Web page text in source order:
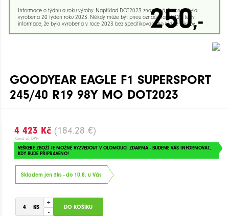
Informace o týdnu a roku výroby. Například DOT2023 znamená, že pneu byla
vyrobena 20 týden roku 2023. Někdy může být pneu označena DOT23 tedy
informace, že byla vyrobena v roce 2023 bez specifikovaného týdne výroby.
250,-
GOODYEAR EAGLE F1 SUPERSPORT
245/40 R19 98Y MO DOT2023
4 423 Kč (184.28 €)
Cena vč. DPH
VEŠKERÉ ZBOŽÍ JE MOŽNÉ VYZVEDOUT V OLOMOUCI ZDARMA - BUDEME VÁS INFORMOVAT,
KDY BUDE PŘIPRAVENO!
Skladem jen 3ks - do 10.8. u Vás
+
-